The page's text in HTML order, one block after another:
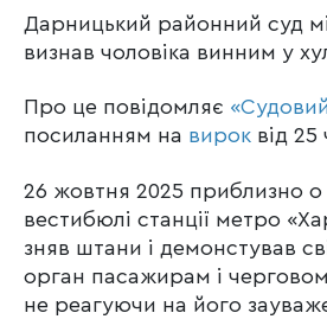
Дарницький районний суд
визнав чоловіка винним у
Про це повідомляє
посиланням на вирок від 25
26 жовтня 2025 приблизно о
вестибюлі станції метро
зняв штани і демонстував
орган пасажирам і
не реагуючи на його